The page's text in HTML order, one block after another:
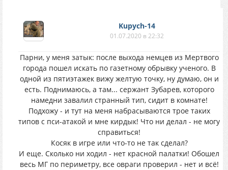
Kupych-14
01.07.2020 в 22:32
Парни, у меня затык: после выхода немцев из Мертвого
города пошел искать по газетному обрывку ученого. В
одной из пятиэтажек вижу желтую точку, ну думаю, он и
есть. Поднимаюсь, а там... сержант Зубарев, которого
намедни завалил странный тип, сидит в комнате!
Подхожу - и тут на меня набрасываются трое таких
типов с пси-атакой и мне кирдык! Что ни делал - не могу
справиться!
Косяк в игре или что-то не так сделал?
И еще. Сколько ни ходил - нет красной палатки! Обошел
весь МГ по периметру, все овраги проверил - нет и всё!